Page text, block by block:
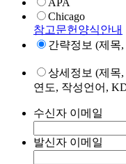
Chicago
참고문헌양식안내
간략정보 (제목
상세정보 (제목
연도, 작성언어,
수신자 이메일
발신자 이메일